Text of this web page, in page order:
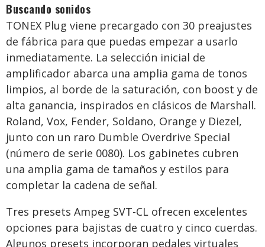
Buscando sonidos
TONEX Plug viene precargado con 30 preajustes
de fábrica para que puedas empezar a usarlo
inmediatamente. La selección inicial de
amplificador abarca una amplia gama de tonos
limpios, al borde de la saturación, con boost y de
alta ganancia, inspirados en clásicos de Marshall.
Roland, Vox, Fender, Soldano, Orange y Diezel,
junto con un raro Dumble Overdrive Special
(número de serie 0080). Los gabinetes cubren
una amplia gama de tamaños y estilos para
completar la cadena de señal.
Tres presets Ampeg SVT-CL ofrecen excelentes
opciones para bajistas de cuatro y cinco cuerdas.
Algunos presets incorporan pedales virtuales